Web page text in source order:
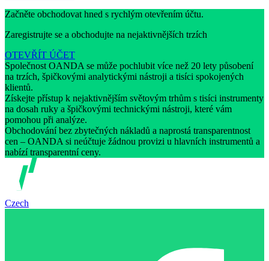
Začněte obchodovat hned s rychlým otevřením účtu.
Zaregistrujte se a obchodujte na nejaktivnějších trzích
OTEVŘÍT ÚČET
Společnost OANDA se může pochlubit více než 20 lety působení
na trzích, špičkovými analytickými nástroji a tisíci spokojených
klientů.
Získejte přístup k nejaktivnějším světovým trhům s tisíci instrumenty
na dosah ruky a špičkovými technickými nástroji, které vám
pomohou při analýze.
Obchodování bez zbytečných nákladů a naprostá transparentnost
cen – OANDA si neúčtuje žádnou provizi u hlavních instrumentů a
nabízí transparentní ceny.
Czech